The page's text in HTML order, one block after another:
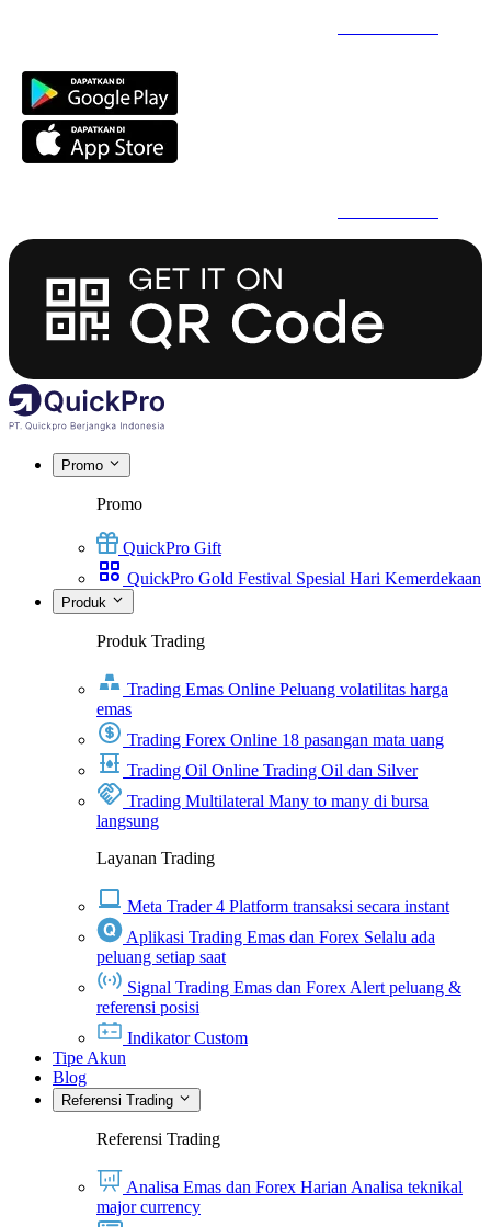
Promo
Promo
QuickPro Gift
QuickPro Gold Festival Spesial Hari Kemerdekaan
Produk
Produk Trading
Trading Emas Online Peluang volatilitas harga
emas
Trading Forex Online 18 pasangan mata uang
Trading Oil Online Trading Oil dan Silver
Trading Multilateral Many to many di bursa
langsung
Layanan Trading
Meta Trader 4 Platform transaksi secara instant
Aplikasi Trading Emas dan Forex Selalu ada
peluang setiap saat
Signal Trading Emas dan Forex Alert peluang &
referensi posisi
Indikator Custom
Tipe Akun
Blog
Referensi Trading
Referensi Trading
Analisa Emas dan Forex Harian Analisa teknikal
major currency